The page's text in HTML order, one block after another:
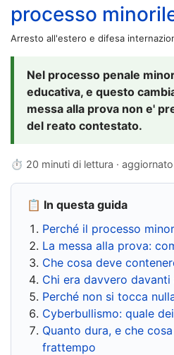
processo
Arresto all'estero e difesa
Nel processo penale
educativa, e questo
messa alla prova non e'
del reato contestato.
⏱ 20 minuti di lettura ·
📋 In questa guida
Perché il processo
La messa alla prova:
Che cosa deve
Chi era davvero
Perché non si tocca
Cyberbullismo: quale
Quanto dura, e che
frattempo